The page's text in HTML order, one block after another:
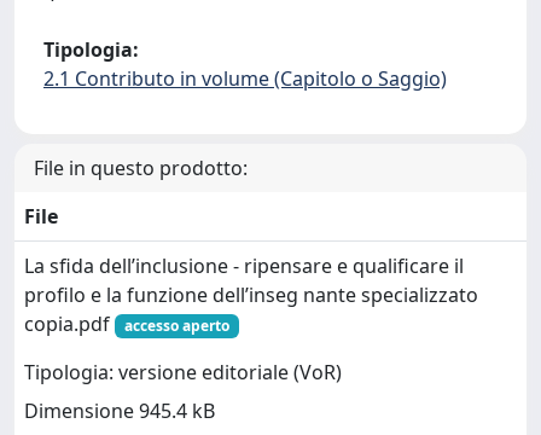
Tipologia:
2.1 Contributo in volume (Capitolo o Saggio)
File in questo prodotto:
File
La sfida dell’inclusione - ripensare e qualificare il
profilo e la funzione dell’inseg nante specializzato
copia.pdf
accesso aperto
Tipologia: versione editoriale (VoR)
Dimensione 945.4 kB